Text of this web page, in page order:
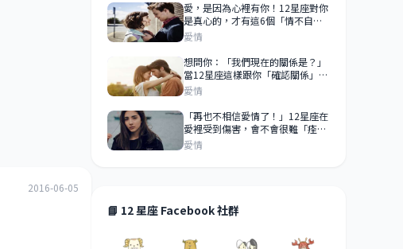
2016-06-05
愛，是因為心裡有你！12星座對你
是真心的，才有這6個「情不自
禁」的表現！
愛情
想問你：「我們現在的關係是？」
當12星座這樣跟你「確認關係」，
你們才是戀人關係！
愛情
「再也不相信愛情了！」12星座在
愛裡受到傷害，會不會很難「痊
癒」？牡羊沒什麼過不去、雙魚有
一百個放不下的理由！
愛情
📘 12 星座 Facebook 社群